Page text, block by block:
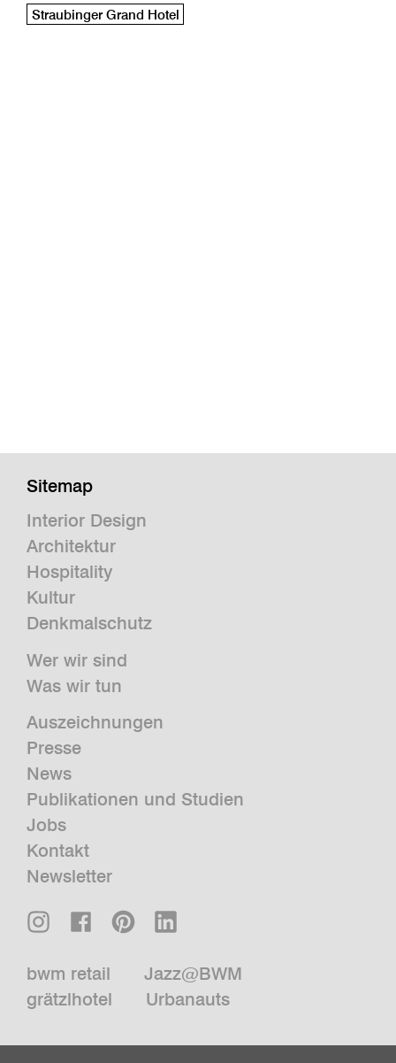
Straubinger Grand Hotel
Sitemap
Interior Design
Architektur
Hospitality
Kultur
Denkmalschutz
Wer wir sind
Was wir tun
Auszeichnungen
Presse
News
Publikationen und Studien
Jobs
Kontakt
Newsletter
bwm retail
Jazz@BWM
grätzlhotel
Urbanauts